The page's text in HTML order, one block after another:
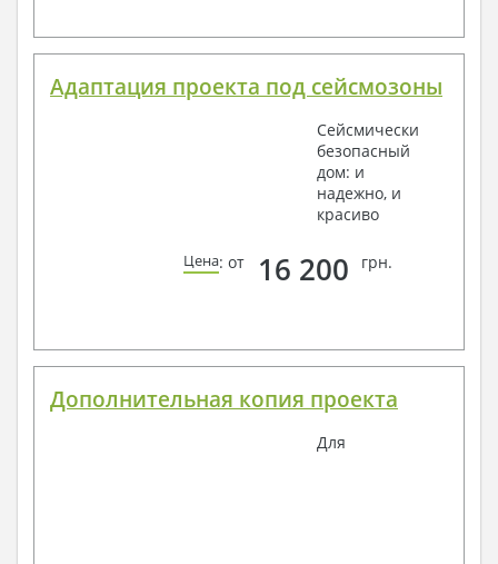
Адаптация проекта под сейсмозоны
Сейсмически
безопасный
дом: и
надежно, и
красиво
Цена: от 16 200 грн.
Дополнительная копия проекта
Для